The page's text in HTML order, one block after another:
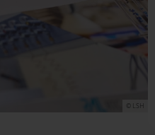
© LSH